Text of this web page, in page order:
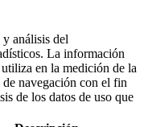
análisis del
La información
en la medición de la
navegación con el fin
de los datos de uso que